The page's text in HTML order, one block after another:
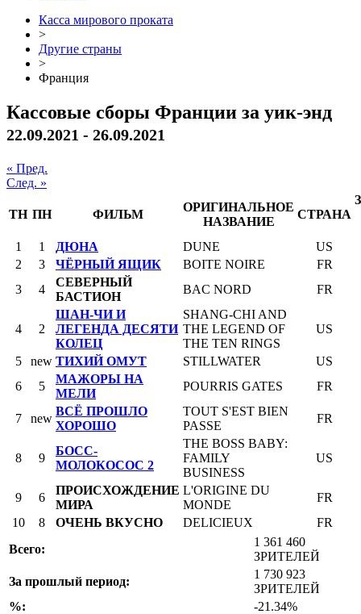
Касса мирового проката
>
Другие страны
>
Франция
Кассовые сборы Франции за уик-энд
22.09.2021 - 26.09.2021
« Пред.
След. »
ТН ПН ФИЛЬМ
ОРИГИНАЛЬНОЕ
НАЗВАНИЕ
СТРАНА
1 1 ДЮНА DUNE
US
2
3 ЧЁРНЫЙ ЯЩИК BOITE NOIRE
FR
3
4
СЕВЕРНЫЙ
БАСТИОН
BAC NORD FR
4 2
ШАН-ЧИ И
ЛЕГЕНДА ДЕСЯТИ
КОЛЕЦ
SHANG-CHI AND
THE LEGEND OF
THE TEN RINGS
US
5 new ТИХИЙ ОМУТ STILLWATER
US
6
5
МАЖОРЫ НА
МЕЛИ
POURRIS GATES FR
7 new
ВСЁ ПРОШЛО
ХОРОШО
TOUT S'EST BIEN
PASSE
FR
8 9
БОСС-
МОЛОКОСОС 2
THE BOSS BABY:
FAMILY
BUSINESS
US
9 6
ПРОИСХОЖДЕНИЕ
МИРА
L'ORIGINE DU
MONDE
FR
10
8 ОЧЕНЬ ВКУСНО DELICIEUX
FR
Всего:
1 361 460
ЗРИТЕЛЕЙ
За прошлый период:
1 730 923
ЗРИТЕЛЕЙ
%:
-21.34%